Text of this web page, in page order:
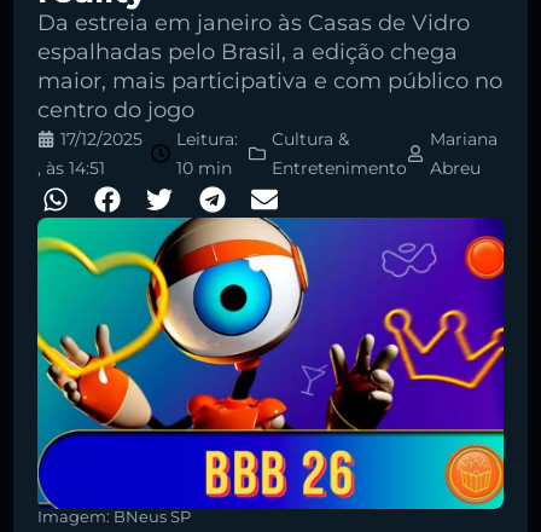
Da estreia em janeiro às Casas de Vidro
espalhadas pelo Brasil, a edição chega
maior, mais participativa e com público no
centro do jogo
17/12/2025
, às14:51
Leitura:
10 min
Cultura &
Entretenimento
Mariana
Abreu
Imagem: BNeus SP